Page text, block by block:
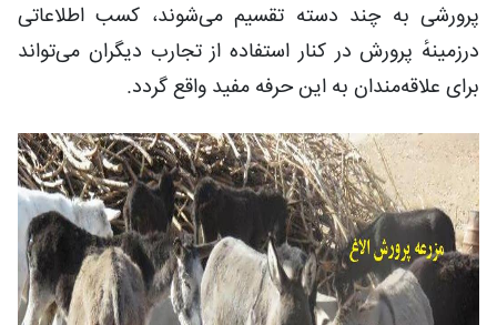
پرورشی به چند دسته تقسیم می‌شوند، کسب اطلاعاتی
درزمینهٔ پرورش در کنار استفاده از تجارب دیگران می‌تواند
برای علاقه‌مندان به این حرفه مفید واقع گردد.